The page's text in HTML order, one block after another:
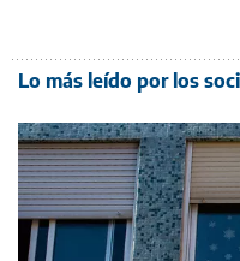
Lo más leído por los